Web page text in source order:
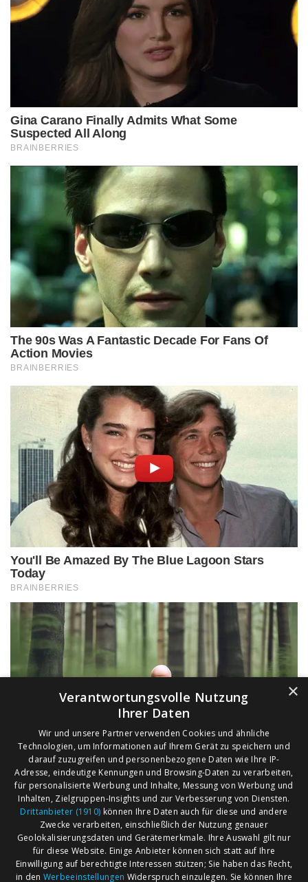
AGB Märkte nach Bundesländern
×
Verantwortungsvolle Nutzung
Ihrer Daten
Wir und unsere Partner verwenden Cookies und ähnliche
Technologien, um Informationen auf Ihrem Gerät zu speichern und
darauf zuzugreifen und personenbezogene Daten wie Ihre IP-
Adresse, eindeutige Kennungen und Browsing-Daten zu verarbeiten,
für personalisierte Werbung und Inhalte, Messung von Werbung und
Inhalten, Zielgruppen-Insights und zur Verbesserung von Diensten.
Drittanbieter (1910) können Ihre Daten auch für diese und andere
Zwecke verarbeiten, einschließlich der Nutzung genauer
Geolokalisierungsdaten und Gerätemerkmale. Ihre Auswahl gilt nur
für diese Website. Einige Anbieter können sich statt auf Ihre
Einwilligung auf berechtigte Interessen stützen; Sie haben das Recht,
in den Werbeeinstellungen Widerspruch einzulegen. Sie können Ihre